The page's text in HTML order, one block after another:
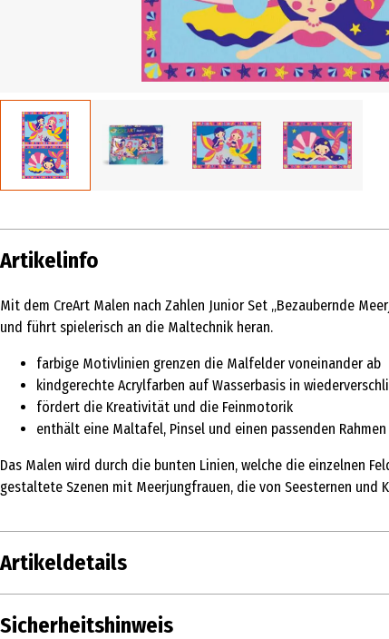
Artikelinfo
Mit dem CreArt Malen nach Zahlen Junior Set „Bezaubernde
und führt spielerisch an die Maltechnik heran.
farbige Motivlinien grenzen die Malfelder voneinander ab
kindgerechte Acrylfarben auf Wasserbasis in
fördert die Kreativität und die Feinmotorik
enthält eine Maltafel, Pinsel und einen passenden Rahmen
Das Malen wird durch die bunten Linien, welche die einzelnen
gestaltete Szenen mit Meerjungfrauen, die von Seesternen
Artikeldetails
Inhalt
Sicherheitshinweis